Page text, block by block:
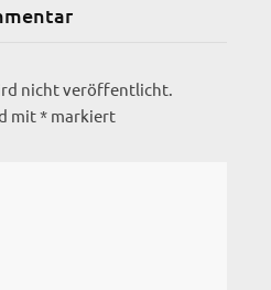
nicht veröffentlicht.
mit* markiert